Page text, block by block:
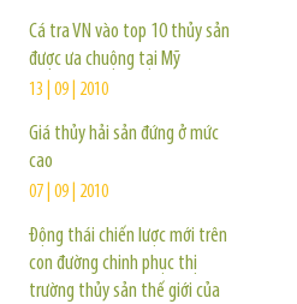
Cá tra VN vào top 10 thủy sản
được ưa chuộng tại Mỹ
13 | 09 | 2010
Giá thủy hải sản đứng ở mức
cao
07 | 09 | 2010
Động thái chiến lược mới trên
con đường chinh phục thị
trường thủy sản thế giới của